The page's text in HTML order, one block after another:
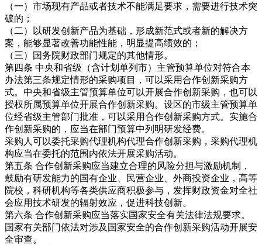
（一）市场现有产品或者技术不能满足要求，需要进行技术突
破的；
（二）以研发创新产品为基础，形成新范式或者新的解决方
案，能够显著改善功能性能，明显提高绩效的；
（三）国务院财政部门规定的其他情形。
第四条 中央和省级（含计划单列市）主管预算单位对符合本
办法第三条规定情形的采购项目，可以采用合作创新采购方
式。中央和省级主管预算单位可以开展合作创新采购，也可以
授权所属预算单位开展合作创新采购。设区的市级主管预算单
位经省级主管部门批准，可以采用合作创新采购方式。实施合
作创新采购的，应当在部门预算中列明研发经费。
采购人可以委托采购代理机构代理合作创新采购，采购代理机
构应当在委托的范围内依法开展采购活动。
第五条 合作创新采购应当建立合理的风险分担与激励机制，
鼓励有研发能力的国有企业、民营企业、外商投资企业，高等
院校，科研机构等各类供应商积极参与，发挥财政资金对全社
会应用技术研发的辐射效应，促进科技创新。
第六条 合作创新采购应当落实国家安全有关法律法规要求。
国家有关部门依法对涉及国家安全的合作创新采购活动开展安
全审查。